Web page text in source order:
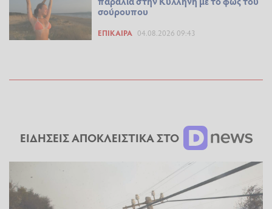
σούρουπου
ΕΠΊΚΑΙΡΑ 04.08.2026 09:43
ΕΙΔΗΣΕΙΣ ΑΠΟΚΛΕΙΣΤΙΚΑ ΣΤΟ